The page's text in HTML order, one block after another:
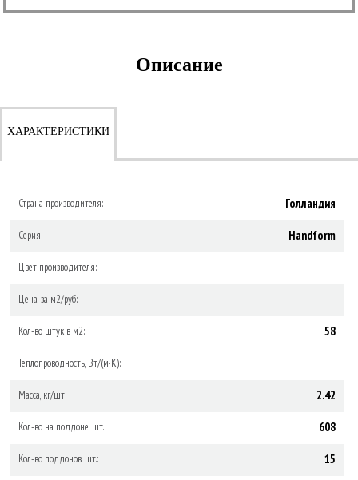
Описание
ХАРАКТЕРИСТИКИ
Страна производителя: Голландия
Серия: Handform
Цвет производителя:
Цена, за м2/руб:
Кол-во штук в м2: 58
Теплопроводность, Вт/(м·К):
Масса, кг/шт: 2.42
Кол-во на поддоне, шт.: 608
Кол-во поддонов, шт.: 15